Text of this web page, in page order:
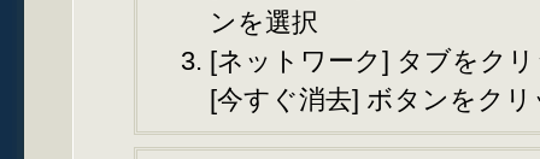
ンを選択
[ネットワーク] タブをク
[今すぐ消去] ボタンをクリ